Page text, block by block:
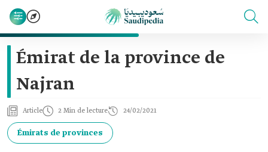
Émirat de la province de
Najran
Article 2 Min de lecture 24/02/2021
Émirats de provinces